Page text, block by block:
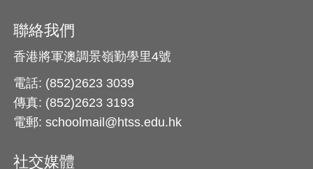
聯絡我們
香港將軍澳調景嶺勤學里4號
電話: (852)2623 3039
傳真: (852)2623 3193
電郵: schoolmail@htss.edu.hk
社交媒體